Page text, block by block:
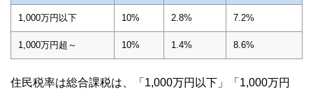
1,000万円以下 10% 2.8% 7.2%
1,000万円超～ 10% 1.4% 8.6%
住民税率は総合課税は、「1,000万円以下」「1,000万円